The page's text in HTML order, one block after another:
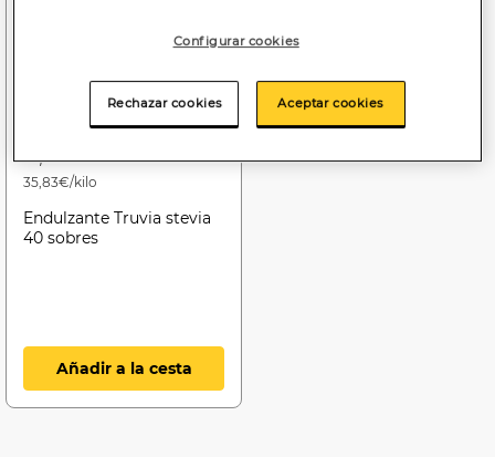
2,15€
35,83€/kilo
Endulzante Truvia stevia
40 sobres
Añadir a la cesta
Configurar cookies
Rechazar cookies Aceptar cookies